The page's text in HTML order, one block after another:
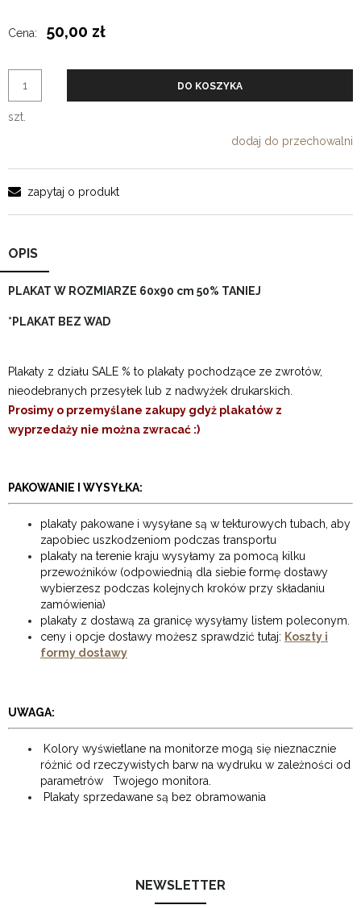
Cena: 50,00 zł
szt.
DO KOSZYKA
dodaj do przechowalni
zapytaj o produkt
OPIS
PLAKAT W ROZMIARZE 60x90 cm 50% TANIEJ
*PLAKAT BEZ WAD
Plakaty z działu SALE % to plakaty pochodzące ze zwrotów,
nieodebranych przesyłek lub z nadwyżek drukarskich.
Prosimy o przemyślane zakupy gdyż plakatów z
wyprzedaży nie można zwracać :)
PAKOWANIE I WYSYŁKA:
plakaty pakowane i wysyłane są w tekturowych tubach, aby
zapobiec uszkodzeniom podczas transportu
plakaty na terenie kraju wysyłamy za pomocą kilku
przewoźników (odpowiednią dla siebie formę dostawy
wybierzesz podczas kolejnych kroków przy składaniu
zamówienia)
plakaty z dostawą za granicę wysyłamy listem poleconym.
ceny i opcje dostawy możesz sprawdzić tutaj: Koszty i
formy dostawy
UWAGA:
Kolory wyświetlane na monitorze mogą się nieznacznie
różnić od rzeczywistych barw na wydruku w zależności od
parametrów Twojego monitora.
Plakaty sprzedawane są bez obramowania
NEWSLETTER